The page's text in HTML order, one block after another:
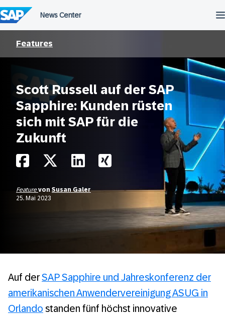
Features
Scott Russell auf der SAP
Sapphire: Kunden rüsten
sich mit SAP für die
Zukunft
FeaturevonSusan Galer
25. Mai 2023
Auf derSAP Sapphire und Jahreskonferenz der
amerikanischen Anwendervereinigung ASUG in
Orlando standen fünf höchst innovative